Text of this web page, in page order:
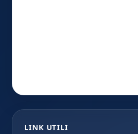
LINK UTILI